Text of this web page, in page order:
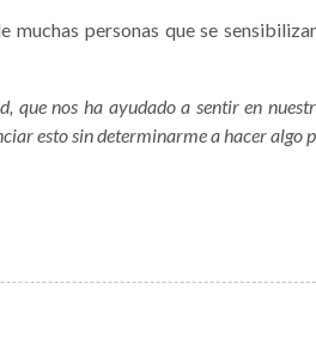
muchas personas que se
que nos ha ayudado a sentir en
esto sin determinarme a hacer algo